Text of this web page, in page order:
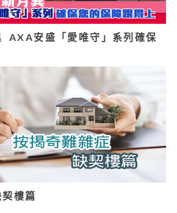
AXA安盛「愛唯守」系列確保
樓篇